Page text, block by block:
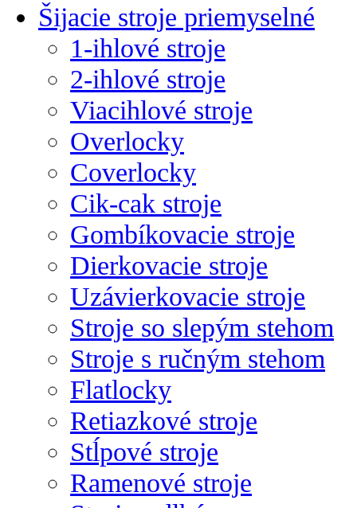
Šijacie stroje priemyselné
1-ihlové stroje
2-ihlové stroje
Viacihlové stroje
Overlocky
Coverlocky
Cik-cak stroje
Gombíkovacie stroje
Dierkovacie stroje
Uzávierkovacie stroje
Stroje so slepým stehom
Stroje s ručným stehom
Flatlocky
Retiazkové stroje
Stĺpové stroje
Ramenové stroje